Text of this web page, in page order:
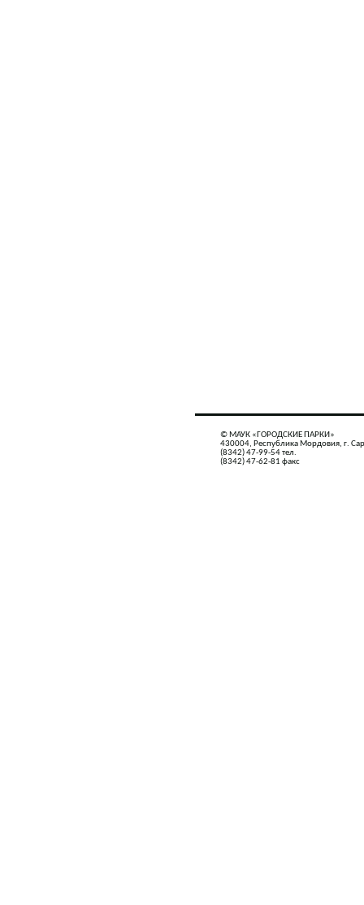
© МАУК «ГОРОДСКИЕ ПАРКИ»
430004, Республика Мордовия, г.
(8342) 47-99-54 тел.
(8342) 47-62-81 факс